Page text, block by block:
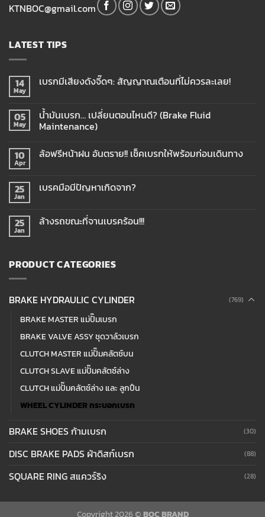
KTNBOC@gmail.com
LATEST TIPS
14
May
เบรกมีเสียงดังจี๊ดๆ: สัญญาณเตือนที่ไม่ควรละเลย!
05
May
น้ำมันเบรก… เปลี่ยนตอนไหนดี? (Brake Fluid
Maintenance)
10
Apr
ล้อฟรีหน้าฝน อันตราย!! เช็คเบรกให้พร้อมก่อนเดินทาง
25
Jan
เบรคมือมีปัญหาเกิดจาก?
25
Jan
ล้างรถขณะที่จานเบรคร้อน!!!
PRODUCT CATEGORIES
BRAKE HYDRAULIC CYLINDER (769)
BRAKE MASTER แม่ปั๊มเบรก
BRAKE VALVE ASSY ชุดวาล์วเบรก
CLUTCH MASTER แม่ปั๊มคลัตช์บน
CLUTCH SLAVE แม่ปั๊มคลัตซ์ล่าง
CLUTCH แม่ปั๊มคลัตช์ล่าง และ ลูกปืน
WHEEL CYLINDER กระบอกเบรก
BRAKE SHOES ก้ามเบรก (30)
DISC BRAKE PADS ผ้าดิสก์เบรก (88)
SQUARE RING สแควร์ริง (28)
Copyright 2026 ©BOC BRAND